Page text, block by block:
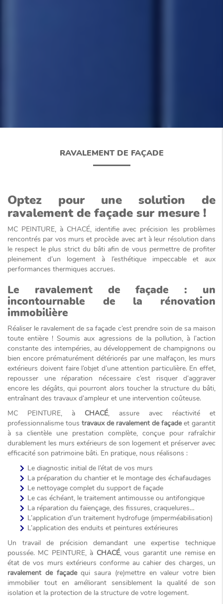
RAVALEMENT DE FAÇADE
Optez pour une solution de
ravalement de façade sur mesure !
MC PEINTURE, à CHACÉ, identifie avec précision les problèmes
rencontrés par vos murs et procède avec art à leur résolution dans
le respect le plus strict du bâti afin de vous permettre de profiter
pleinement d’un logement à l’esthétique impeccable et aux
performances thermiques accrues.
Le ravalement de façade : un
incontournable de la rénovation
immobilière
Réaliser le ravalement de sa façade c’est prendre soin de sa maison
toute entière ! Soumis aux agressions de la pollution, à l’action
constante des intempéries, au développement de champignons ou
bien encore prématurément détériorés par une malfaçon, les murs
extérieurs doivent faire l’objet d’une attention particulière. En effet,
repousser une réparation nécessaire c’est risquer d’aggraver
encore les dégâts, qui pourront alors toucher la structure du bâti,
entraînant des travaux d’ampleur et une intervention coûteuse.
MC PEINTURE, à CHACÉ, assure avec réactivité et
professionnalisme tous travaux de ravalement de façadeet garantit
à sa clientèle une prestation complète, conçue pour rafraîchir
durablement les murs extérieurs de son logement et préserver avec
efficacité son patrimoine bâti. En pratique, nous réalisons :
Le diagnostic initial de l’état de vos murs
La préparation du chantier et le montage des échafaudages
Le nettoyage complet du support de façade
Le cas échéant, le traitement antimousse ou antifongique
La réparation du faïençage, des fissures, craquelures…
L’application d’un traitement hydrofuge (imperméabilisation)
L’application des enduits et peintures extérieures
Un travail de précision demandant une expertise technique
poussée. MC PEINTURE, à CHACÉ, vous garantit une remise en
état de vos murs extérieurs conforme au cahier des charges, un
ravalement de façadequi saura (re)mettre en valeur votre bien
immobilier tout en améliorant sensiblement la qualité de son
isolation et la protection de la structure de votre logement.